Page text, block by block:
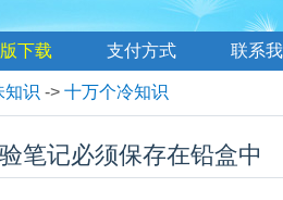
下载 支付方式 联系
知识 -> 十万个冷知识
笔记必须保存在铅盒中